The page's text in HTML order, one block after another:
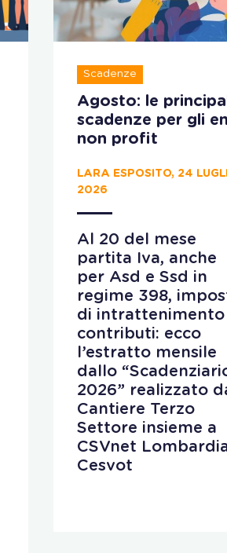
Scadenze
Agosto: le
scadenze per gli
non profit
LARA ESPOSITO, 24
2026
Al 20 del mese
partita Iva, anche
per Asd e Ssd in
regime 398,
di intrattenimento
contributi: ecco
l’estratto mensile
dallo
2026” realizzato
Cantiere Terzo
Settore insieme a
CSVnet
Cesvot